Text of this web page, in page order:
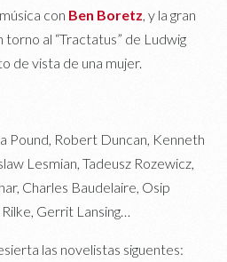
con Ben Boretz, y la gran
al “Tractatus” de Ludwig
de vista de una mujer.
Pound, Robert Duncan, Kenneth
Lesmian, Tadeusz Rozewicz,
Charles Baudelaire, Osip
Gerrit Lansing…
las novelistas siguentes: